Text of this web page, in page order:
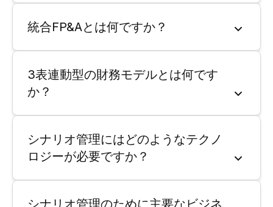
統合FP&Aとは何ですか？
3表連動型の財務モデルとは何です
か？
シナリオ管理にはどのようなテクノ
ロジーが必要ですか？
シナリオ管理のために主要なビジネ